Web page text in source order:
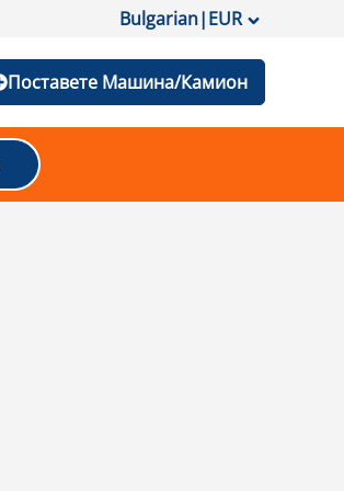
Bulgarian|EUR
Поставете Машина/Камион